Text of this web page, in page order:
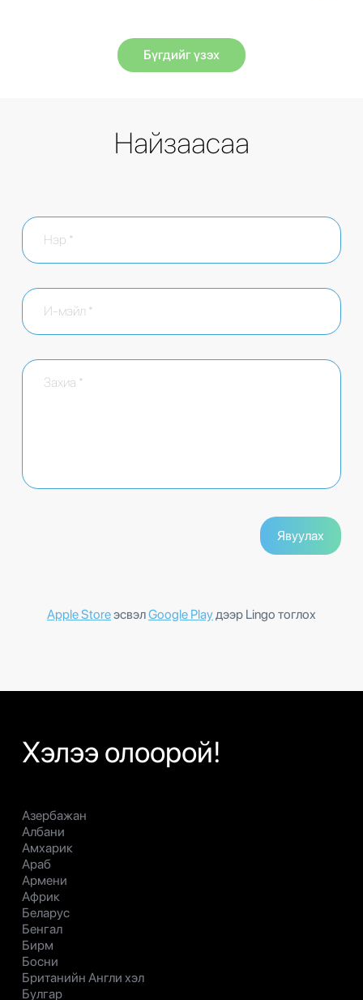
Бүгдийг үзэх
Найзаасаа
Apple StoreэсвэлGoogle Playдээр Lingo тоглох
Хэлээ олоорой!
Азербажан
Албани
Амхарик
Араб
Армени
Африк
Беларус
Бенгал
Бирм
Босни
Британийн Англи хэл
Булгар